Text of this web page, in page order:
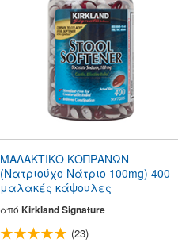
ΜΑΛΑΚΤΙΚΟ ΚΟΠΡΑΝΩΝ
(Νατριούχο Νάτριο 100mg) 400
μαλακές κάψουλες
από Kirkland Signature
(23)